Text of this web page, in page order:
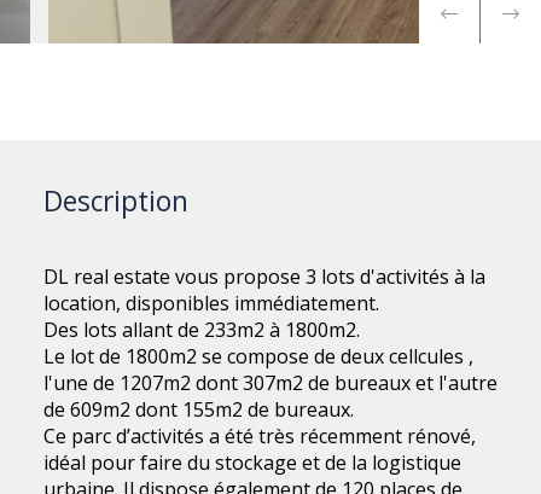
Description
DL real estate vous propose 3 lots d'activités à la
location, disponibles immédiatement.
Des lots allant de 233m2 à 1800m2.
Le lot de 1800m2 se compose de deux cellcules ,
l'une de 1207m2 dont 307m2 de bureaux et l'autre
de 609m2 dont 155m2 de bureaux.
Ce parc d’activités a été très récemment rénové,
idéal pour faire du stockage et de la logistique